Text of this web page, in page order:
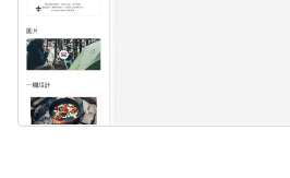
電子豹拖放式 EDM 編輯器的操作